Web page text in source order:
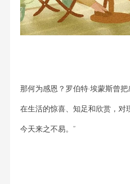
那何为感恩？罗伯特·埃蒙斯曾
在生活的惊喜、知足和欣赏，对
今天来之不易。”